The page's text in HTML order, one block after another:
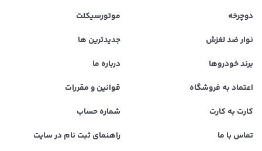
دوچرخه
موتورسیکلت
نوار ضد لغزش
جدیدترین ها
برند خودروها
درباره ما
اعتماد به فروشگاه
قوانین و مقررات
کارت به کارت
شماره حساب
تماس با ما
راهنمای ثبت نام در سایت